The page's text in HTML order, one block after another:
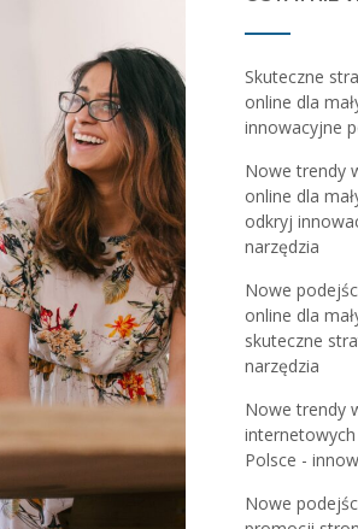
Skuteczne
online dla
innowacyjne
Nowe trendy
online dla
odkryj
narzędzia
Nowe
online dla
skuteczne
narzędzia
Nowe trendy
Polsce -
Nowe